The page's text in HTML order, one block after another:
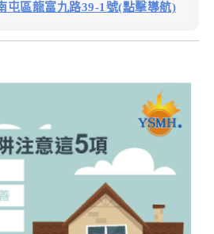
屯區龍富九路39-1號(點擊導航)